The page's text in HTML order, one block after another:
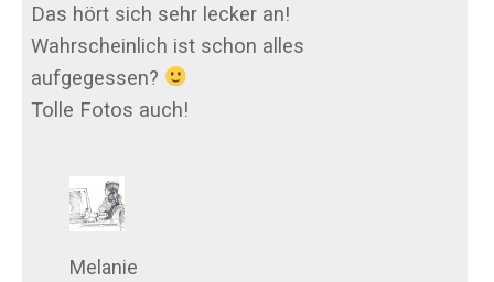
Das hört sich sehr lecker an!
Wahrscheinlich ist schon alles
aufgegessen?
Tolle Fotos auch!
Melanie